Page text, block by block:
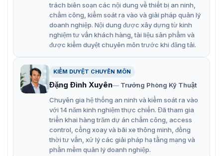
Cảnh báo đột nhập trái phép
Chống phá hoại thiết bị
Tích hợp chuông cửa
=> Giúp doanh nghiệp nâng cao mức độ an ninh và kiểm
soát hiệu quả.
trách biên soạn các nội dung về thiết bị an ninh,
chấm công, kiểm soát ra vào và giải pháp quản lý
doanh nghiệp. Nội dung được xây dựng từ kinh
nghiệm tư vấn khách hàng, tài liệu sản phẩm và
được kiểm duyệt chuyên môn trước khi đăng tải.
KIỂM DUYỆT CHUYÊN MÔN
Đặng Đình Xuyên
Trưởng Phòng Kỹ Thuật
Chuyên gia hệ thống an ninh và kiểm soát ra vào
với 14 năm kinh nghiệm thực chiến. Đã tham gia
triển khai hàng trăm dự án chấm công, access
control, cổng xoay và bãi xe thông minh, đồng
thời tư vấn, xử lý các giải pháp hạ tầng mạng và
phần mềm quản lý doanh nghiệp.